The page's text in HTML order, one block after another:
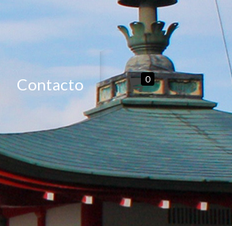
Contacto 0